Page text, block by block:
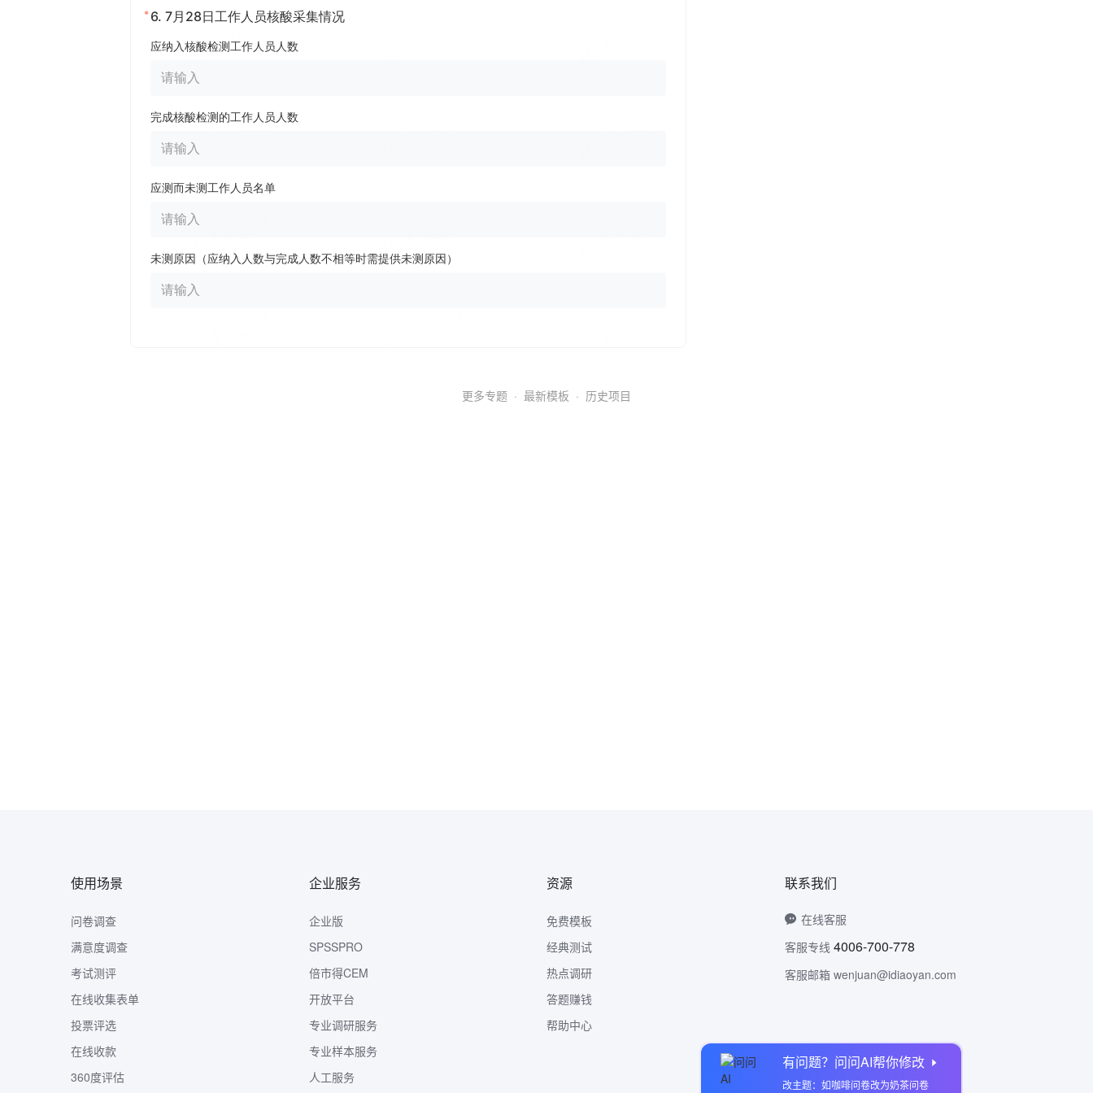
有问题？问问AI帮你修改
改主题：如咖啡问卷改为奶茶问卷
更多专题 · 最新模板 · 历史项目
使用场景
问卷调查
满意度调查
考试测评
在线收集表单
投票评选
在线收款
360度评估
企业服务
企业版
SPSSPRO
倍市得CEM
开放平台
专业调研服务
专业样本服务
人工服务
资源
免费模板
经典测试
热点调研
答题赚钱
帮助中心
联系我们
在线客服
客服专线 4006-700-778
客服邮箱 wenjuan@idiaoyan.com
问卷网公众号